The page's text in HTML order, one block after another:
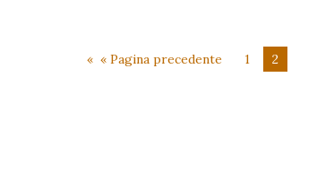
« Pagina precedente 1 2